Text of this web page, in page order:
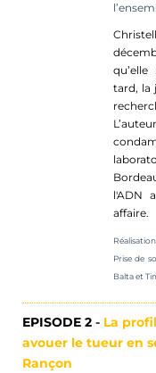
tard, la
l'ADN
affaire.
Prise de
Balta et
EPISODE 2 - La
avouer le tueur en
Rançon